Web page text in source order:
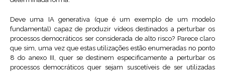
Deve uma IA generativa (que é um exemplo de um modelo
fundamental) capaz de produzir vídeos destinados a perturbar os
processos democráticos ser considerada de alto risco? Parece claro
que sim, uma vez que estas utilizações estão enumeradas no ponto
8 do anexo III, quer se destinem especificamente a perturbar os
processos democráticos quer sejam suscetíveis de ser utilizadas